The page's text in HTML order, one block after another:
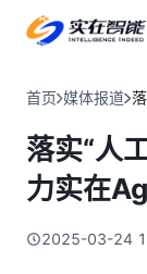
人人都会用的智
智能文档审阅平
实在 RPA 机
可靠的机器人
实在 RPA 控
强大的智能中枢
全面支持国产信
通信运营商
零售电商
跨境电商
政府及公共服
能源及制造业
金融
运营商
客服坐席 |
店铺运营 |
资源与支持
实在学院
智能体市场
合作伙伴
客户支持
关于实在
媒体报道
视频动态
加入我们
首页 媒体报道
落实“人
力实在
2025-03-24